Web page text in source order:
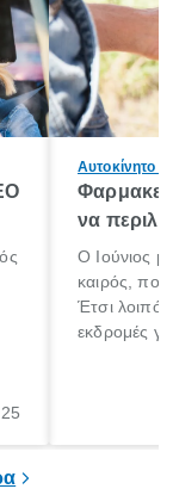
Αυτοκίνητο -
να
Ο Ιούνιος
καιρός, που
Έτσι
εκδρομές